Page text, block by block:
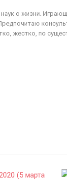
наук о жизни.
жестко, по